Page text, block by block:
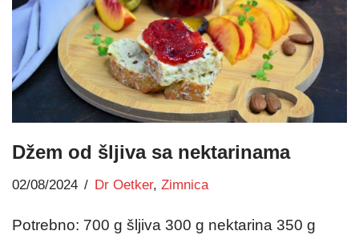
Džem od šljiva sa nektarinama
02/08/2024 Dr Oetker, Zimnica
Potrebno: 700 g šljiva 300 g nektarina 350 g